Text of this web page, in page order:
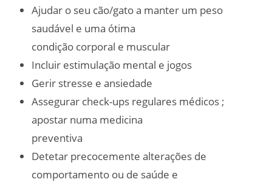
Ajudar o seu cão/gato a manter um peso
saudável e uma ótima
condição corporal e muscular
Incluir estimulação mental e jogos
Gerir stresse e ansiedade
Assegurar check-ups regulares médicos ;
apostar numa medicina
preventiva
Detetar precocemente alterações de
comportamento ou de saúde e